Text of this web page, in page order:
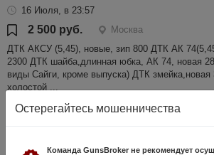
16 Июля, в 23:57
2 500 руб.
Москва
ДТК АКСУ (5,45), новые, зип 800 ДТК АК
2300 ДТК шайба,длинная юбка, АК 74, новая
виды Сайги, кроме выпуска) ДТК змейка,новая
холостой ...
Остерегайтесь мошенничества
Команда GunsBroker не рекомендует